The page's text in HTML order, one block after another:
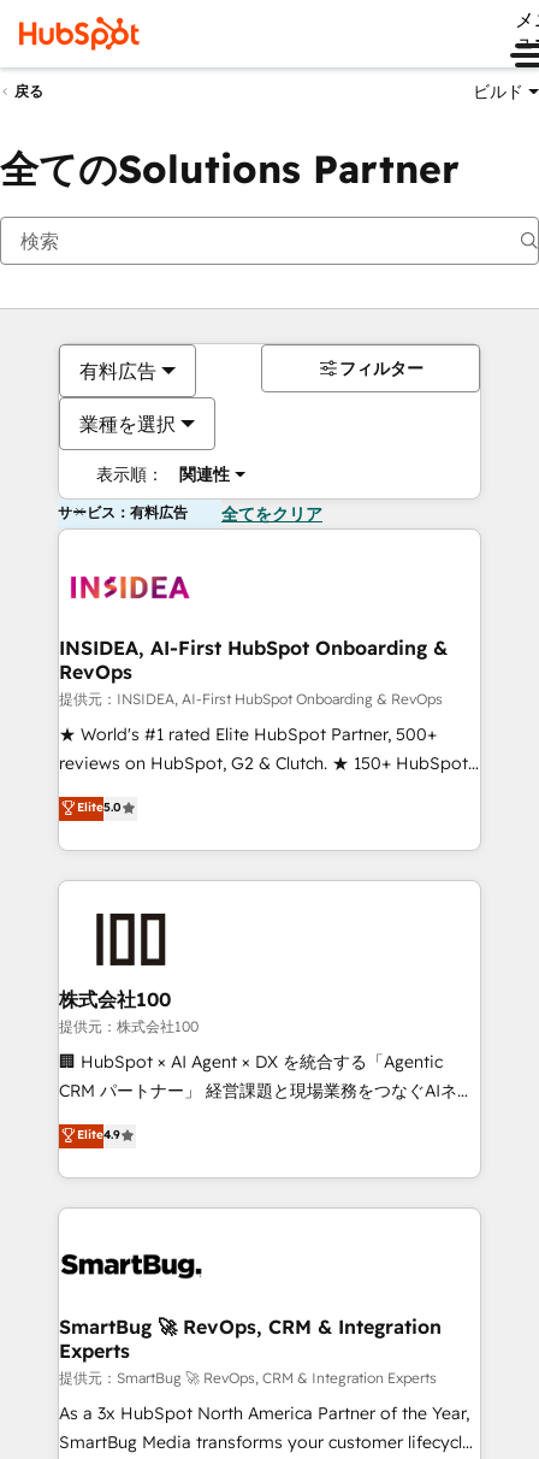
ュ
戻る ビルド
全てのSolutions Partner
有料広告
業種を選択
表示順： 関連性
フィルター
サービス：有料広告 全てをクリア
INSIDEA, AI-First HubSpot Onboarding &
RevOps
提供元：INSIDEA, AI-First HubSpot Onboarding & RevOps
★ World's #1 rated Elite HubSpot Partner, 500+
reviews on HubSpot, G2 & Clutch. ★ 150+ HubSpot
Certified Experts & Trainers across the team ★
1,500+ implementations across five continents ★ AI-
First, RevOps-led, Onboarding obsessed ★
Company of the Year 2024/25 INSIDEA helps
and build AI-powered workflows that drive adoption
from week one, in your time zone. What we do ➤
Onboarding: Live in weeks, with workflows built
around your business, not a template. ➤ Migration:
Move from any legacy CRM. Zero downtime, full data
run your revenue process. Sales, marketing, and
service wired together. ➤ AI and Integrations: Layer
tune-ups, feature rollouts, adoption coaching. Buying
HubSpot, switching to it, or reviving a stale portal?
We are built for the work.
Elite5.0
株式会社100
提供元：株式会社100
🏢 HubSpot × AI Agent × DX を統合する「Agentic
CRM パートナー」 経営課題と現場業務をつなぐAIネイ
ティブ・エージェンシーとして、HubSpot Eliteの実装
力で顧客フロント業務を再設計します。 💡 100inc は何
をする会社か？ HubSpotを共通基盤に、AIエージェン
トを組み込んだ顧客フロント業務（マーケティング・営
ィブ・エージェンシーです。事業部・グループ会社・部
を、CRMを軸とした全社共通基盤に再構築します。意
思決定者・PMO・現場担当者に並走します。 1️⃣
HubSpot導入・活用支援 顧客データの一元化から、
GTMの見える化・自動化まで。全Hub統合運用、デー
タ品質設計、グループ横断のCRM統合に対応します。
Elite4.9
SmartBug 🚀 RevOps, CRM & Integration
Experts
提供元：SmartBug 🚀 RevOps, CRM & Integration Experts
As a 3x HubSpot North America Partner of the Year,
SmartBug Media transforms your customer lifecycle